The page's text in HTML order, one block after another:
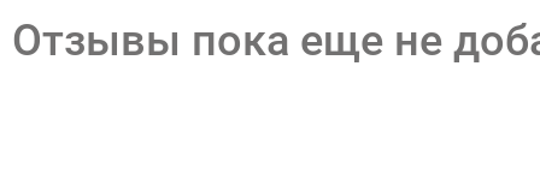
Отзывы пока еще не